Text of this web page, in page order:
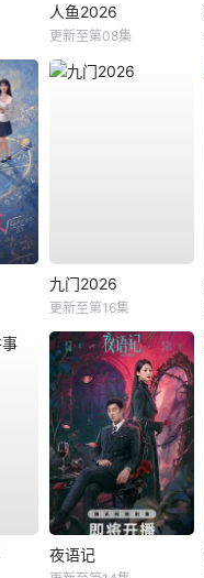
人鱼2026
更新至第08集
九门2026
更新至第16集
夜语记